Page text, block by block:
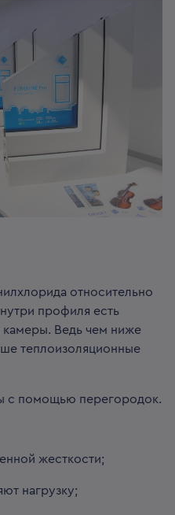
относительно
профиля есть
Ведь чем ниже
теплоизоляционные
с помощью перегородок.
жесткости;
нагрузку;